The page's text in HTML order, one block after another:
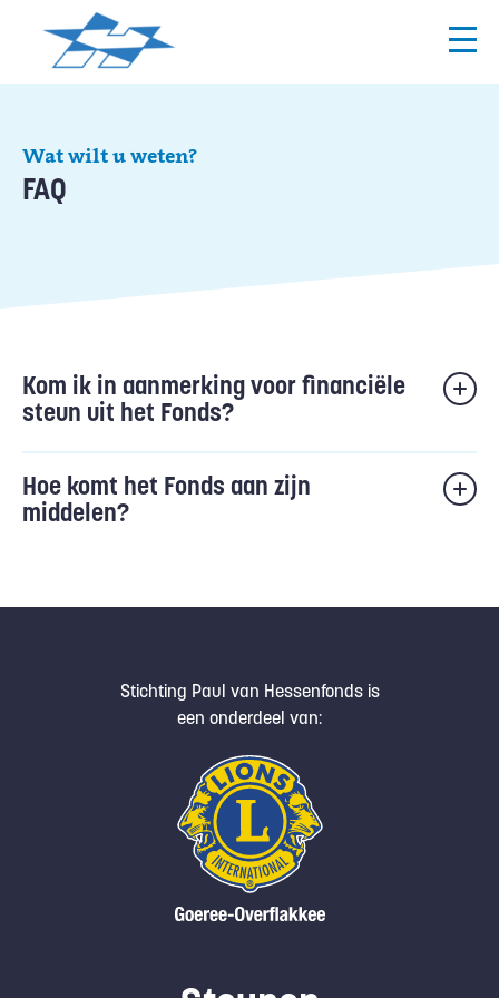
Wat wilt u weten?
FAQ
Kom ik in aanmerking voor financiële
steun uit het Fonds?
Hoe komt het Fonds aan zijn
middelen?
Stichting Paul van Hessenfonds is
een onderdeel van: